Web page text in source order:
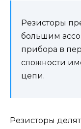
Резисторы
большим
прибора в
сложности
цепи.
Резисторы